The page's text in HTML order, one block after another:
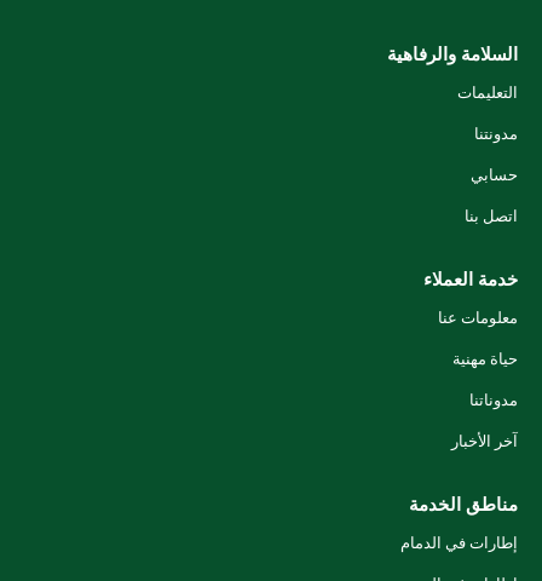
السلامة والرفاهية
التعليمات
مدونتنا
حسابي
اتصل بنا
خدمة العملاء
معلومات عنا
حياة مهنية
مدوناتنا
آخر الأخبار
مناطق الخدمة
إطارات في الدمام